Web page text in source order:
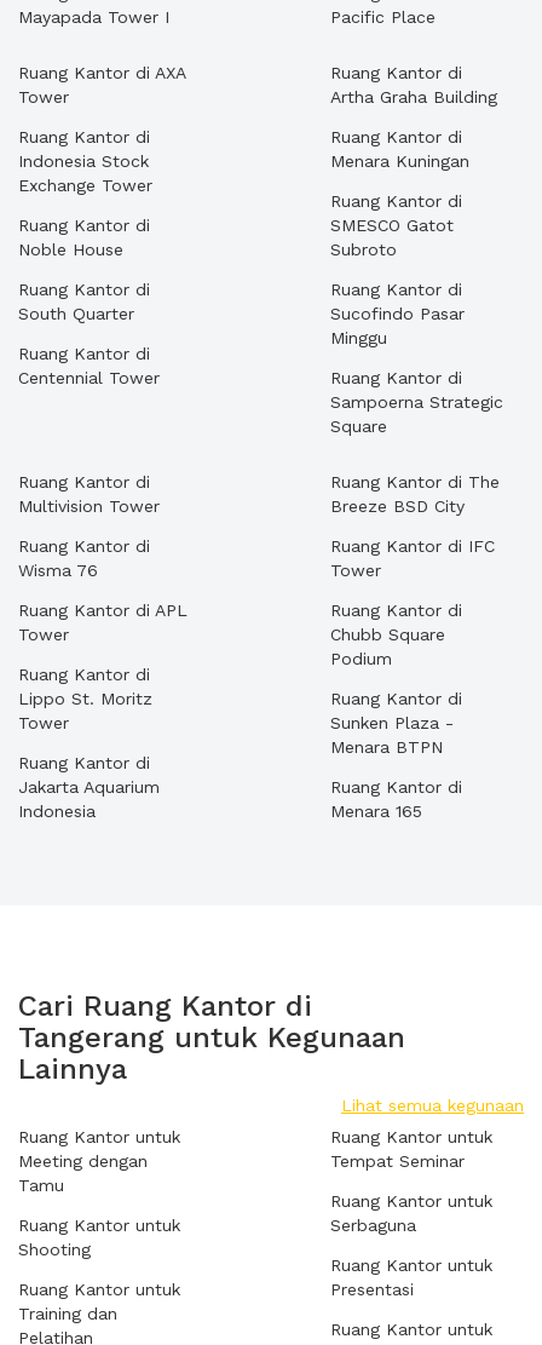
Mayapada Tower I
Pacific Place
Ruang Kantor di AXA
Tower
Ruang Kantor di
Indonesia Stock
Exchange Tower
Ruang Kantor di
Noble House
Ruang Kantor di
South Quarter
Ruang Kantor di
Centennial Tower
Ruang Kantor di
Artha Graha Building
Ruang Kantor di
Menara Kuningan
Ruang Kantor di
SMESCO Gatot
Subroto
Ruang Kantor di
Sucofindo Pasar
Minggu
Ruang Kantor di
Sampoerna Strategic
Square
Ruang Kantor di
Multivision Tower
Ruang Kantor di
Wisma 76
Ruang Kantor di APL
Tower
Ruang Kantor di
Lippo St. Moritz
Tower
Ruang Kantor di
Jakarta Aquarium
Indonesia
Ruang Kantor di The
Breeze BSD City
Ruang Kantor di IFC
Tower
Ruang Kantor di
Chubb Square
Podium
Ruang Kantor di
Sunken Plaza -
Menara BTPN
Ruang Kantor di
Menara 165
Cari Ruang Kantor di
Tangerang untuk Kegunaan
Lainnya
Lihat semua kegunaan
Ruang Kantor untuk
Meeting dengan
Tamu
Ruang Kantor untuk
Shooting
Ruang Kantor untuk
Training dan
Pelatihan
Ruang Kantor untuk
Tempat Seminar
Ruang Kantor untuk
Serbaguna
Ruang Kantor untuk
Presentasi
Ruang Kantor untuk